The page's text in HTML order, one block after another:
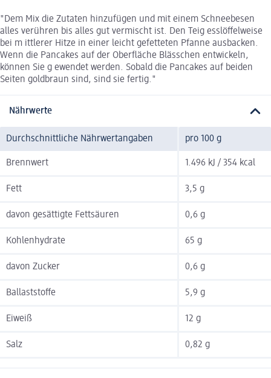
"Dem Mix die Zutaten hinzufügen und mit einem Schneebesen
alles verühren bis alles gut vermischt ist. Den Teig esslöffelweise
bei m ittlerer Hitze in einer leicht gefetteten Pfanne ausbacken.
Wenn die Pancakes auf der Oberfläche Blässchen entwickeln,
können Sie g ewendet werden. Sobald die Pancakes auf beiden
Seiten goldbraun sind, sind sie fertig."
Nährwerte
Durchschnittliche Nährwertangaben pro 100 g
Brennwert 1.496 kJ / 354 kcal
Fett 3,5 g
davon gesättigte Fettsäuren 0,6 g
Kohlenhydrate 65 g
davon Zucker 0,6 g
Ballaststoffe 5,9 g
Eiweiß 12 g
Salz 0,82 g